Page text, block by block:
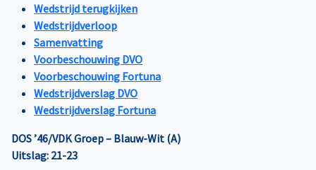
Wedstrijd terugkijken
Wedstrijdverloop
Samenvatting
Voorbeschouwing DVO
Voorbeschouwing Fortuna
Wedstrijdverslag DVO
Wedstrijdverslag Fortuna
DOS ’46/VDK Groep – Blauw-Wit (A)
Uitslag: 21-23